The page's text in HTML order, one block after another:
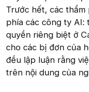
Trước hết, các
phía các công ty AI:
quyền riêng biệt ở
cho các bị đơn của
đều lập luận rằng
trên nội dung của